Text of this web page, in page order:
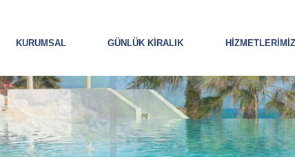
KURUMSAL GÜNLÜK KİRALIK HİZMETLERİMİZ